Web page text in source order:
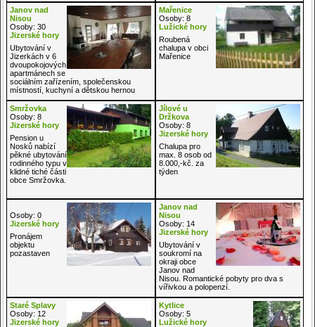
Janov nad
Nisou
Osoby: 30
Jizerské hory
Ubytování v
Jizerkách v 6
dvoupokojových
apartmánech se
sociálním zařízením, společenskou
místností, kuchyní a dětskou hernou
Mařenice
Osoby: 8
Lužické hory
Roubená
chalupa v obci
Mařenice
Smržovka
Osoby: 8
Jizerské hory
Pension u
Nosků nabízí
pěkné ubytování
rodinného typu v
klidné tiché části
obce Smržovka.
Jílové u
Držkova
Osoby: 8
Jizerské hory
Chalupa pro
max. 8 osob od
8.000,-kč. za
týden
Osoby: 0
Jizerské hory
Pronájem
objektu
pozastaven
Janov nad
Nisou
Osoby: 14
Jizerské hory
Ubytování v
soukromí na
okraji obce
Janov nad
Nisou. Romantické pobyty pro dva s
vířivkou a polopenzí.
Staré Splavy
Osoby: 12
Jizerské hory
Kytlice
Osoby: 5
Lužické hory